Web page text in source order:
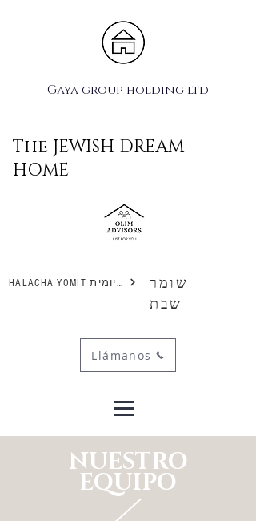
Gaya group holding ltd
The JEWISH DREAM
HOME
HALACHA YOMIT הלכה יומית
שומר
שבת
Llámanos
NUESTRO
EQUIPO